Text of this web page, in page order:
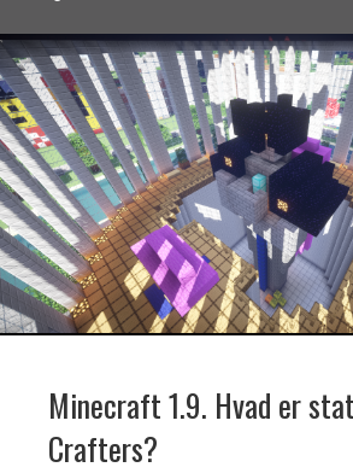
Minecraft 1.9. Hvad er
Crafters?